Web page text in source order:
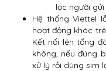
lọc người
Hệ thống Viettel
hoạt động khác
Kết nối lên tổng
không, nếu đúng
xử lý rồi dùng sim